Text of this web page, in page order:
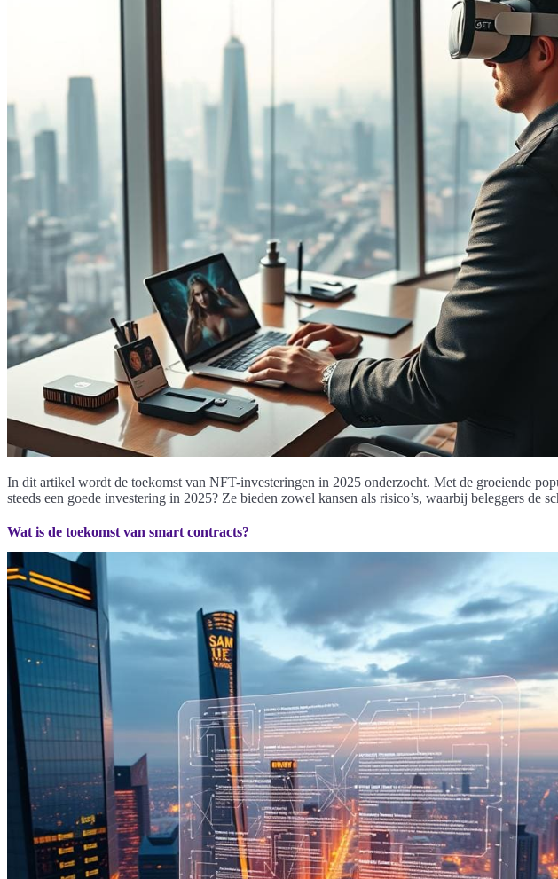
In dit artikel wordt de toekomst van NFT-investeringen in 2025 onderzocht. Met de groeiende
steeds een goede investering in 2025? Ze bieden zowel kansen als risico’s, waarbij beleggers
Wat is de toekomst van smart contracts?